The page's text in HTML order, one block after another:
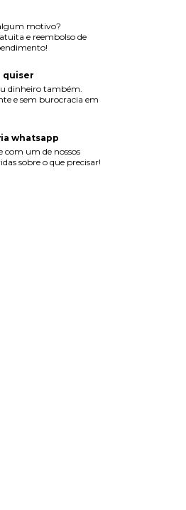
motivo?
e reembolso de
quiser
dinheiro também.
e sem burocracia em
whatsapp
com um de nossos
sobre o que precisar!